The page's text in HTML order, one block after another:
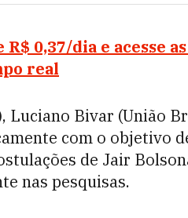
0,37/dia e acesse
real
Luciano Bivar (União
com o objetivo
de Jair
nas pesquisas.